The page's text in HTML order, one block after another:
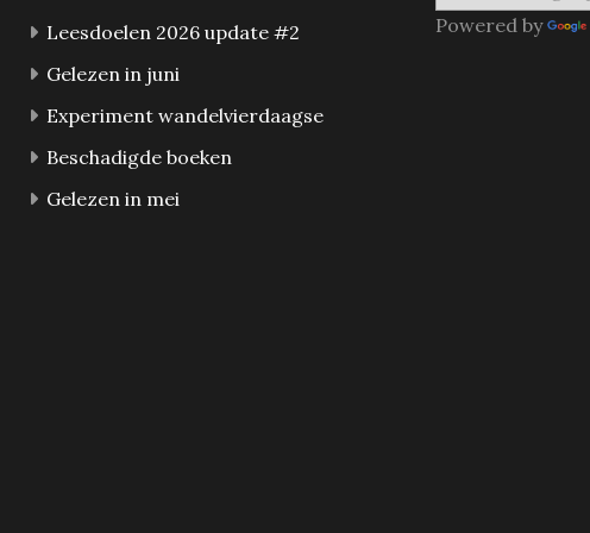
Leesdoelen 2026 update #2
Gelezen in juni
Experiment wandelvierdaagse
Beschadigde boeken
Gelezen in mei
Powered by